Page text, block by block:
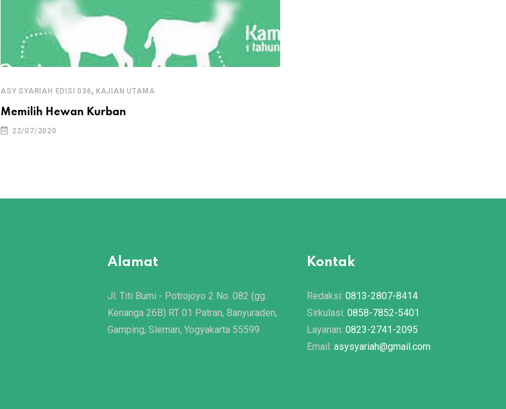
ASY SYARIAH EDISI 036, KAJIAN UTAMA
Memilih Hewan Kurban
22/07/2020
Alamat
Jl. Titi Bumi - Potrojoyo 2 No. 082 (gg.
Kenanga 26B) RT 01 Patran, Banyuraden,
Gamping, Sleman, Yogyakarta 55599
Kontak
Redaksi: 0813-2807-8414
Sirkulasi: 0858-7852-5401
Layanan: 0823-2741-2095
Email: asysyariah@gmail.com